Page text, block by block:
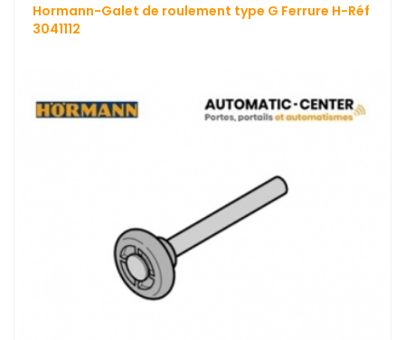
Hormann-Galet de roulement type G Ferrure H-Réf
3041112